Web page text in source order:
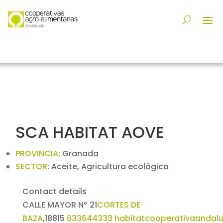
SCA HABITAT AOVE
PROVINCIA: Granada
SECTOR: Aceite, Agricultura ecológica
Contact details
CALLE MAYOR Nº 21CORTES DE
BAZA,18815 633644333